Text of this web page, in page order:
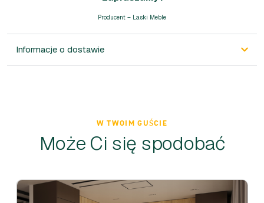
Producent – Laski Meble
Informacje o dostawie
W TWOIM GUŚCIE
Może Ci się spodobać